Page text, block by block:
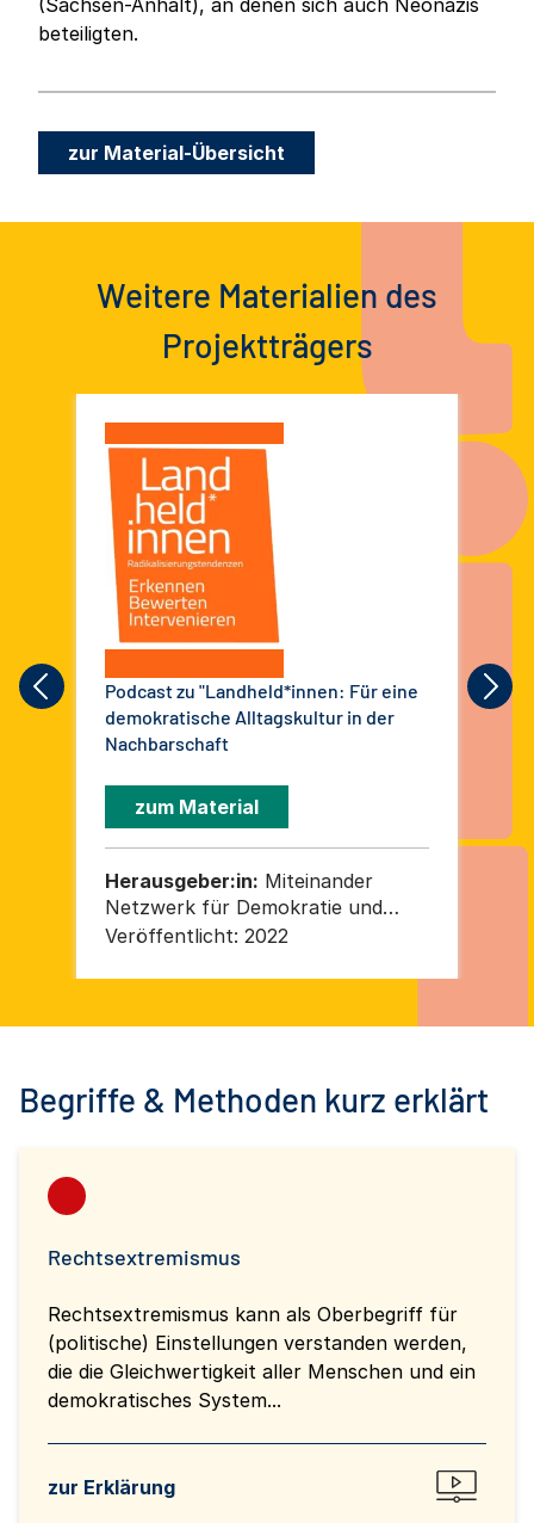
(Sachsen-Anhalt), an denen sich auch Neonazis
beteiligten.
zur Material-Übersicht
Weitere Materialien des
Projektträgers
Podcast zu "Landheld*innen: Für eine
demokratische Alltagskultur in der
Nachbarschaft
zum Material
Herausgeber:in: Miteinander
Netzwerk für Demokratie und
Weltoffenheit in Sachsen-Anhalt e.
Veröffentlicht: 2022
Begriffe & Methoden kurz erklärt
Rechtsextremismus
Rechtsextremismus kann als Oberbegriff für
(politische) Einstellungen verstanden werden,
die die Gleichwertigkeit aller Menschen und ein
demokratisches System...
zur Erklärung